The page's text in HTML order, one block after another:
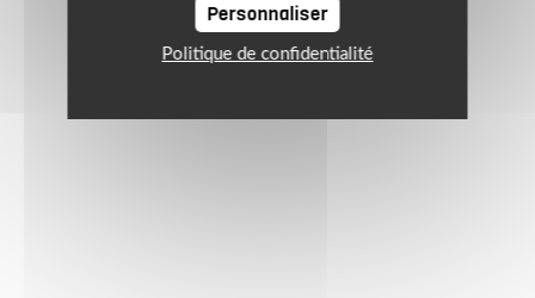
Personnaliser
Politique de confidentialité